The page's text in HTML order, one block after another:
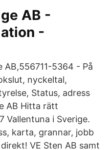
AB -
-
AB,556711-5364 - På
nyckeltal,
Status, adress
AB Hitta rätt
Vallentuna i Sverige.
karta, grannar, jobb
VE Sten AB samt